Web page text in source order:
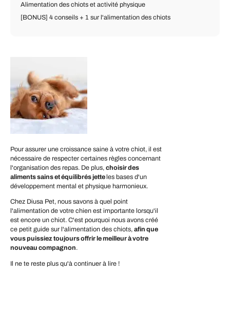
Alimentation des chiots et activité physique
[BONUS] 4 conseils + 1 sur l'alimentation des chiots
Pour assurer une croissance saine à votre chiot, il est
nécessaire de respecter certaines règles concernant
l'organisation des repas. De plus, choisir des
aliments sains et équilibrés jetteles bases d'un
développement mental et physique harmonieux.
Chez Diusa Pet, nous savons à quel point
l'alimentation de votre chien est importante lorsqu'il
est encore un chiot. C'est pourquoi nous avons créé
ce petit guide sur l'alimentation des chiots, afin que
vous puissiez toujours offrir le meilleur à votre
nouveau compagnon.
Il ne te reste plus qu'à continuer à lire !